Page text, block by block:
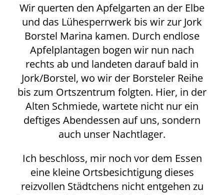
Wir querten den Apfelgarten an der Elbe
und das Lühesperrwerk bis wir zur Jork
Borstel Marina kamen. Durch endlose
Apfelplantagen bogen wir nun nach
rechts ab und landeten darauf bald in
Jork/Borstel, wo wir der Borsteler Reihe
bis zum Ortszentrum folgten. Hier, in der
Alten Schmiede, wartete nicht nur ein
deftiges Abendessen auf uns, sondern
auch unser Nachtlager.
Ich beschloss, mir noch vor dem Essen
eine kleine Ortsbesichtigung dieses
reizvollen Städtchens nicht entgehen zu